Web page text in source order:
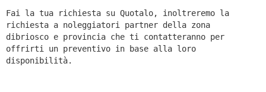
Fai la tua richiesta su Quotalo, inoltreremo la
richiesta a noleggiatori partner della zona
dibriosco e provincia che ti contatteranno per
offrirti un preventivo in base alla loro
disponibilità.